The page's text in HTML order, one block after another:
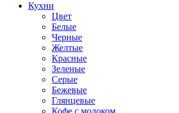
Кухни
Цвет
Белые
Черные
Желтые
Красные
Зеленые
Серые
Бежевые
Глянцевые
Кофе с молоком